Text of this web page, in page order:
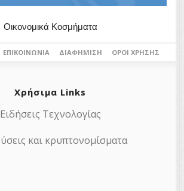
Οικονομικά Κοσμήματα
ΕΠΙΚΟΙΝΩΝΊΑ ΔΙΑΦΉΜΙΣΗ ΌΡΟΙ ΧΡΉΣΗΣ
Χρήσιμα Links
Ειδήσεις Τεχνολογίας
και κρυπτονομίσματα